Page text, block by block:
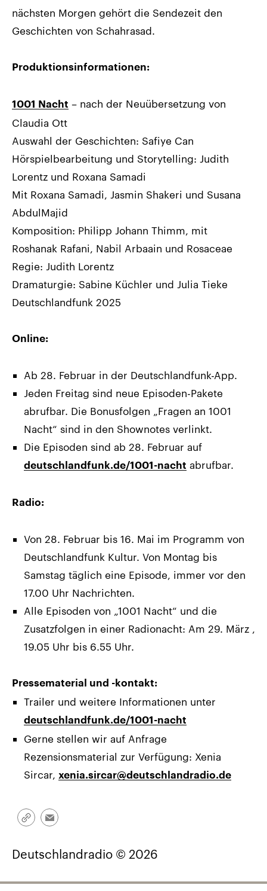
nächsten Morgen gehört die Sendezeit den
Geschichten von Schahrasad.
Produktionsinformationen:
1001 Nacht – nach der Neuübersetzung von
Claudia Ott
Auswahl der Geschichten: Safiye Can
Hörspielbearbeitung und Storytelling: Judith
Lorentz und Roxana Samadi
Mit Roxana Samadi, Jasmin Shakeri und Susana
AbdulMajid
Komposition: Philipp Johann Thimm, mit
Roshanak Rafani, Nabil Arbaain und Rosaceae
Regie: Judith Lorentz
Dramaturgie: Sabine Küchler und Julia Tieke
Deutschlandfunk 2025
Online:
Ab 28. Februar in der Deutschlandfunk-App.
Jeden Freitag sind neue Episoden-Pakete
abrufbar. Die Bonusfolgen „Fragen an 1001
Nacht“ sind in den Shownotes verlinkt.
Die Episoden sind ab 28. Februar auf
deutschlandfunk.de/1001-nacht abrufbar.
Radio:
Von 28. Februar bis 16. Mai im Programm von
Deutschlandfunk Kultur. Von Montag bis
Samstag täglich eine Episode, immer vor den
17.00 Uhr Nachrichten.
Alle Episoden von „1001 Nacht“ und die
Zusatzfolgen in einer Radionacht: Am 29. März ,
19.05 Uhr bis 6.55 Uhr.
Pressematerial und -kontakt:
Trailer und weitere Informationen unter
deutschlandfunk.de/1001-nacht
Gerne stellen wir auf Anfrage
Rezensionsmaterial zur Verfügung: Xenia
Sircar, xenia.sircar@deutschlandradio.de
Link
Email
Deutschlandradio © 2026